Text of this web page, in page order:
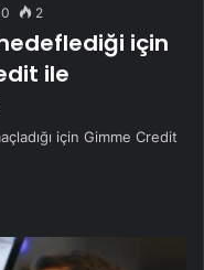
0 2
için
ile
için Gimme Credit